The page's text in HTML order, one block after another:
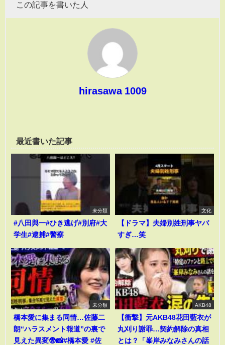
この記事を書いた人
hirasawa 1009
最近書いた記事
未分類
#八田與一#ひき逃げ#別府#大
学生#逮捕#警察
文化
【ドラマ】夫婦別姓刑事ヤバ
すぎ…笑
未分類
橋本愛に集まる同情…佐藤二
朗“ハラスメント報道”の裏で
見えた異変😨📸#橋本愛 #佐
AKB48
【衝撃】元AKB48花田藍衣が
丸刈り謝罪…契約解除の真相
とは？「峯岸みなみさんの話